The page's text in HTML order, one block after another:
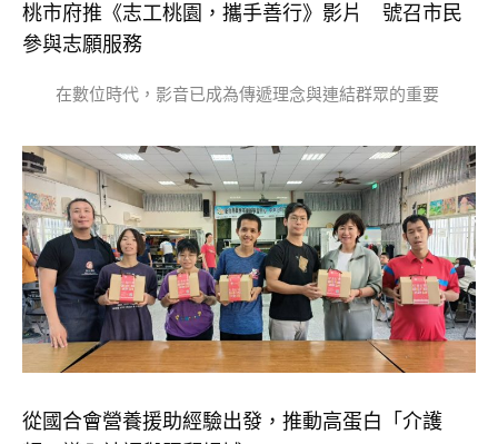
桃市府推《志工桃園，攜手善行》影片 號召市民
參與志願服務
在數位時代，影音已成為傳遞理念與連結群眾的重要
從國合會營養援助經驗出發，推動高蛋白「介護